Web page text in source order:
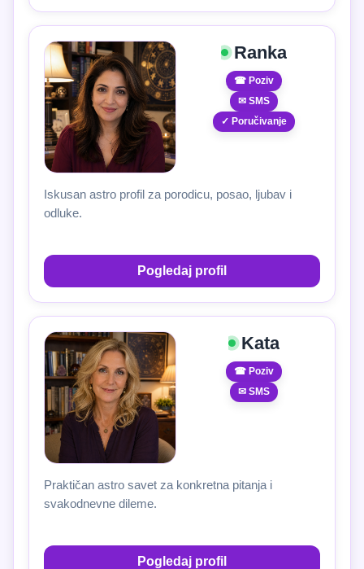
Ranka
☎ Poziv
✉ SMS
✓ Poručivanje
Iskusan astro profil za porodicu, posao, ljubav i
odluke.
Pogledaj profil
Kata
☎ Poziv
✉ SMS
Praktičan astro savet za konkretna pitanja i
svakodnevne dileme.
Pogledaj profil